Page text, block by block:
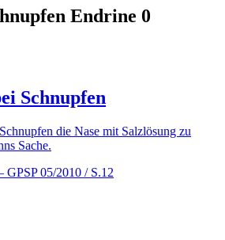
Endrine 0
Schnupfen
die Nase mit Salzlösung zu
Sache.
GPSP 05/2010 / S.12